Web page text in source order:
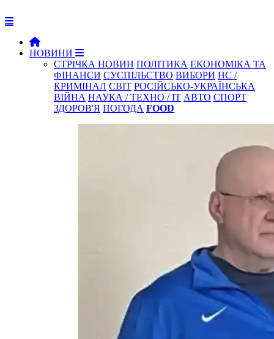
НОВИНИ
СТРІЧКА НОВИН ПОЛІТИКА ЕКОНОМІКА ТА
ФІНАНСИ СУСПІЛЬСТВО ВИБОРИ НС /
КРИМІНАЛ СВІТ РОСІЙСЬКО-УКРАЇНСЬКА
ВІЙНА НАУКА / ТЕХНО / IT АВТО СПОРТ
ЗДОРОВ'Я ПОГОДА FOOD